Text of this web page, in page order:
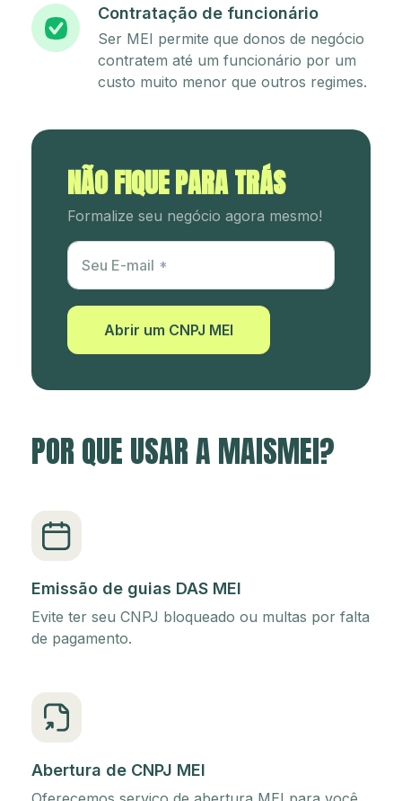
Contratação de funcionário
Ser MEI permite que donos de negócio
contratem até um funcionário por um
custo muito menor que outros regimes.
NÃO FIQUE PARA TRÁS
Formalize seu negócio agora mesmo!
Utm Content
Seu E-mail
Abrir um CNPJ MEI
POR QUE USAR A MAISMEI?
Emissão de guias DAS MEI
Evite ter seu CNPJ bloqueado ou multas por falta
de pagamento.
Abertura de CNPJ MEI